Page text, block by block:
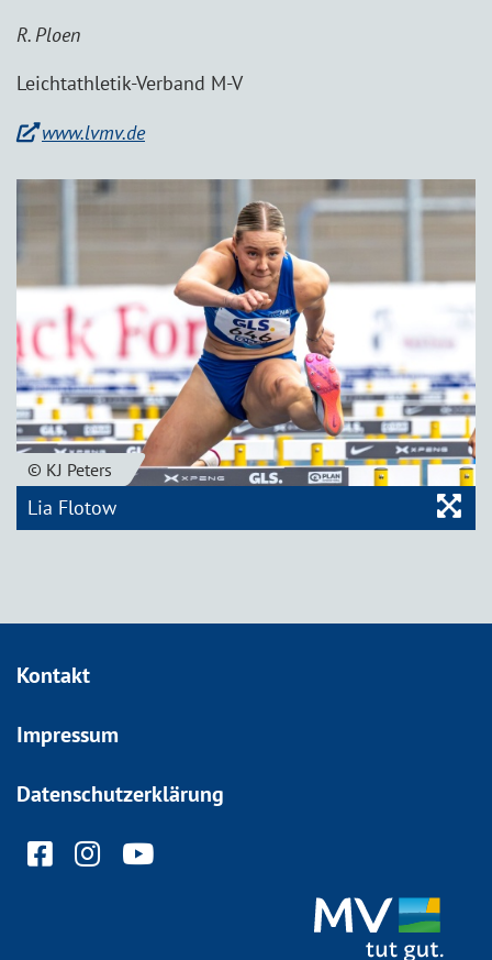
R. Ploen
Leichtathletik-Verband M-V
www.lvmv.de
© KJ Peters
Lia Flotow
Kontakt
Impressum
Datenschutzerklärung